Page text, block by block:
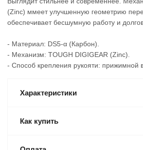
(Zinc) ммеет улучшенную геометрию
обеспечивает бесшумную работу и
- Материал: DS5-α (Карбон).
- Механизм: TOUGH DIGIGEAR (Zinc).
- Способ крепления рукояти: прижимной
Характеристики
Как купить